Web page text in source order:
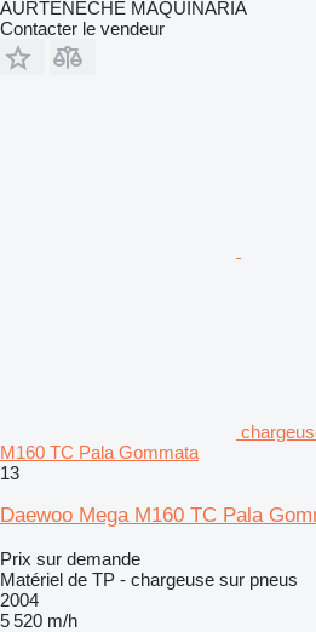
AURTENECHE MAQUINARIA
Contacter le vendeur
M160 TC Pala Gommata
13
Daewoo Mega M160 TC Pala
Prix sur demande
Matériel de TP - chargeuse sur pneus
2004
5 520 m/h